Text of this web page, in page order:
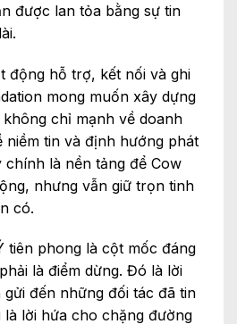
được lan tỏa bằng sự tin
động hỗ trợ, kết nối và ghi
mong muốn xây dựng
chỉ mạnh về doanh
niềm tin và định hướng phát
là nền tảng để Cow
nhưng vẫn giữ trọn tinh
có.
tiên phong là cột mốc đáng
là điểm dừng. Đó là lời
đến những đối tác đã tin
lời hứa cho chặng đường